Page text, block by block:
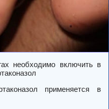
необходимо включить в
применяется в